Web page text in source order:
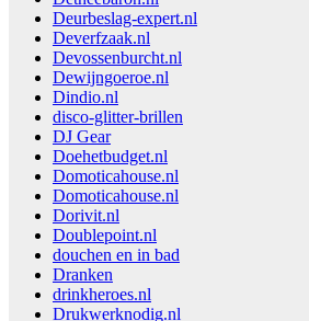
Deurbeslag-expert.nl
Deverfzaak.nl
Devossenburcht.nl
Dewijngoeroe.nl
Dindio.nl
disco-glitter-brillen
DJ Gear
Doehetbudget.nl
Domoticahouse.nl
Domoticahouse.nl
Dorivit.nl
Doublepoint.nl
douchen en in bad
Dranken
drinkheroes.nl
Drukwerknodig.nl